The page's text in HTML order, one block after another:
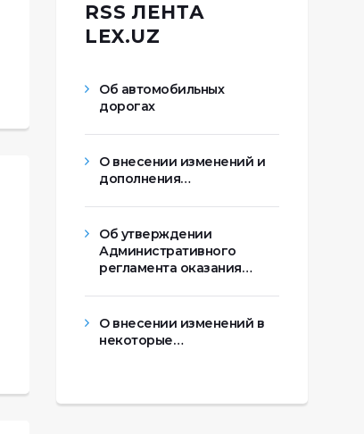
RSS ЛЕНТА
LEX.UZ
Об автомобильных
дорогах
О внесении изменений и
дополнения…
Об утверждении
Административного
регламента оказания…
О внесении изменений в
некоторые…